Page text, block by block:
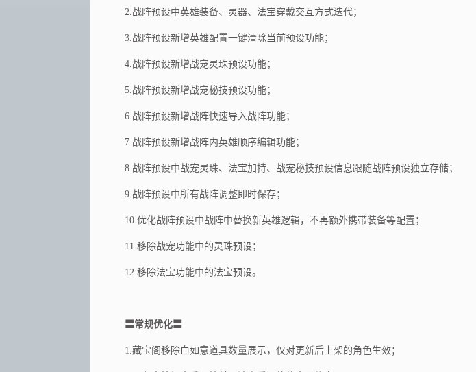
2.战阵预设中英雄装备、灵器、法宝穿戴交互方式迭代；
3.战阵预设新增英雄配置一键清除当前预设功能；
4.战阵预设新增战宠灵珠预设功能；
5.战阵预设新增战宠秘技预设功能；
6.战阵预设新增战阵快速导入战阵功能；
7.战阵预设新增战阵内英雄顺序编辑功能；
8.战阵预设中战宠灵珠、法宝加持、战宠秘技预设信息跟随战阵预设独立存储；
9.战阵预设中所有战阵调整即时保存；
10.优化战阵预设中战阵中替换新英雄逻辑，不再额外携带装备等配置；
11.移除战宠功能中的灵珠预设；
12.移除法宝功能中的法宝预设。
〓常规优化〓
1.藏宝阁移除血如意道具数量展示，仅对更新后上架的角色生效；